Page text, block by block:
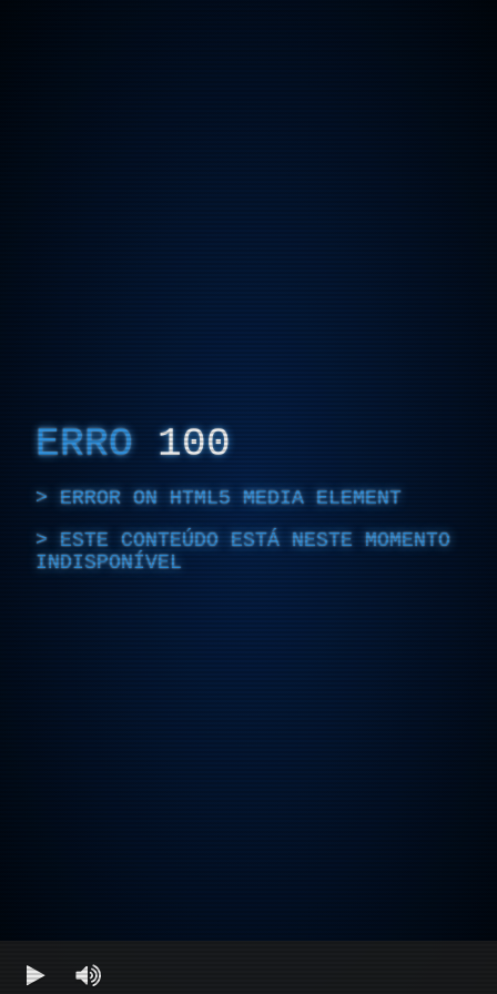
ERRO 100
ERROR ON HTML5 MEDIA ELEMENT
ESTE CONTEÚDO ESTÁ NESTE MOMENTO
INDISPONÍVEL